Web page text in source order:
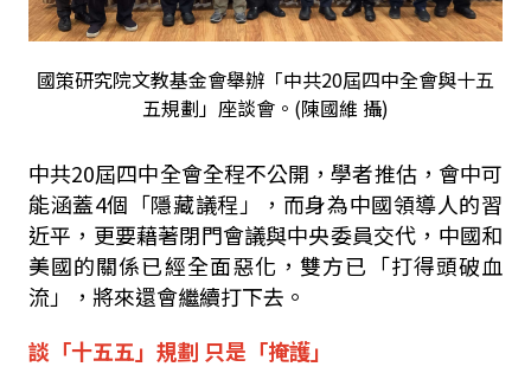
國策研究院文教基金會舉辦「中共20屆四中全會與十五
五規劃」座談會。(陳國維 攝)
中共20屆四中全會全程不公開，學者推估，會中可
能涵蓋4個「隱藏議程」，而身為中國領導人的習
近平，更要藉著閉門會議與中央委員交代，中國和
美國的關係已經全面惡化，雙方已「打得頭破血
流」，將來還會繼續打下去。
談「十五五」規劃 只是「掩護」